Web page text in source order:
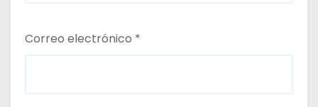
Correo electrónico *